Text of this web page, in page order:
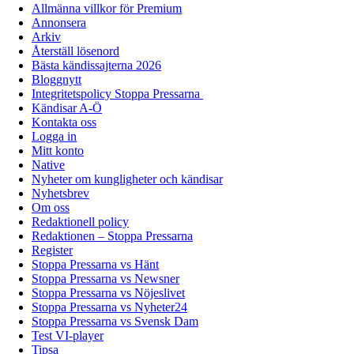
Allmänna villkor för Premium
Annonsera
Arkiv
Återställ lösenord
Bästa kändissajterna 2026
Bloggnytt
Integritetspolicy Stoppa Pressarna
Kändisar A-Ö
Kontakta oss
Logga in
Mitt konto
Native
Nyheter om kungligheter och kändisar
Nyhetsbrev
Om oss
Redaktionell policy
Redaktionen – Stoppa Pressarna
Register
Stoppa Pressarna vs Hänt
Stoppa Pressarna vs Newsner
Stoppa Pressarna vs Nöjeslivet
Stoppa Pressarna vs Nyheter24
Stoppa Pressarna vs Svensk Dam
Test VI-player
Tipsa